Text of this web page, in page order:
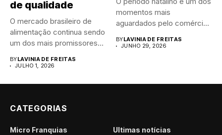
de qualidade
O mercado brasileiro de
alimentação continua sendo
um dos mais promissores
BYLAVINIA DE FREITAS
JULHO 1, 2026
momentos mais
aguardados pelo comércio
BYLAVINIA DE FREITAS
JUNHO 29, 2026
CATEGORIAS
Micro Franquias
Últimas notícias